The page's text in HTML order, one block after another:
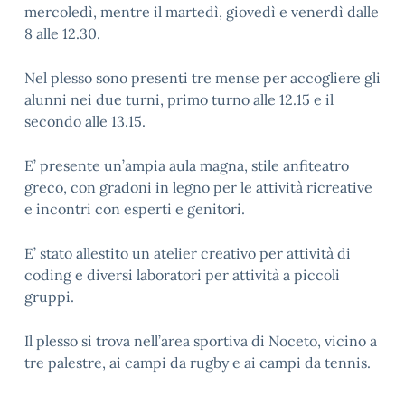
mercoledì, mentre il martedì, giovedì e venerdì dalle
8 alle 12.30.
Nel plesso sono presenti tre mense per accogliere gli
alunni nei due turni, primo turno alle 12.15 e il
secondo alle 13.15.
E’ presente un’ampia aula magna, stile anfiteatro
greco, con gradoni in legno per le attività ricreative
e incontri con esperti e genitori.
E’ stato allestito un atelier creativo per attività di
coding e diversi laboratori per attività a piccoli
gruppi.
Il plesso si trova nell’area sportiva di Noceto, vicino a
tre palestre, ai campi da rugby e ai campi da tennis.